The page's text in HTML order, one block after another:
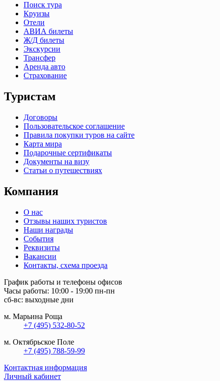
Поиск тура
Круизы
Отели
АВИА билеты
Ж/Д билеты
Экскурсии
Трансфер
Аренда авто
Страхование
Туристам
Договоры
Пользовательское соглашение
Правила покупки туров на сайте
Карта мира
Подарочные сертификаты
Документы на визу
Статьи о путешествиях
Компания
О нас
Отзывы наших туристов
Наши награды
События
Реквизиты
Вакансии
Контакты, схема проезда
График работы и телефоны офисов
Часы работы: 10:00 - 19:00 пн-пн
сб-вс: выходные дни
м. Марьина Роща
+7 (495) 532-80-52
м. Октябрьское Поле
+7 (495) 788-59-99
Контактная информация
Личный кабинет